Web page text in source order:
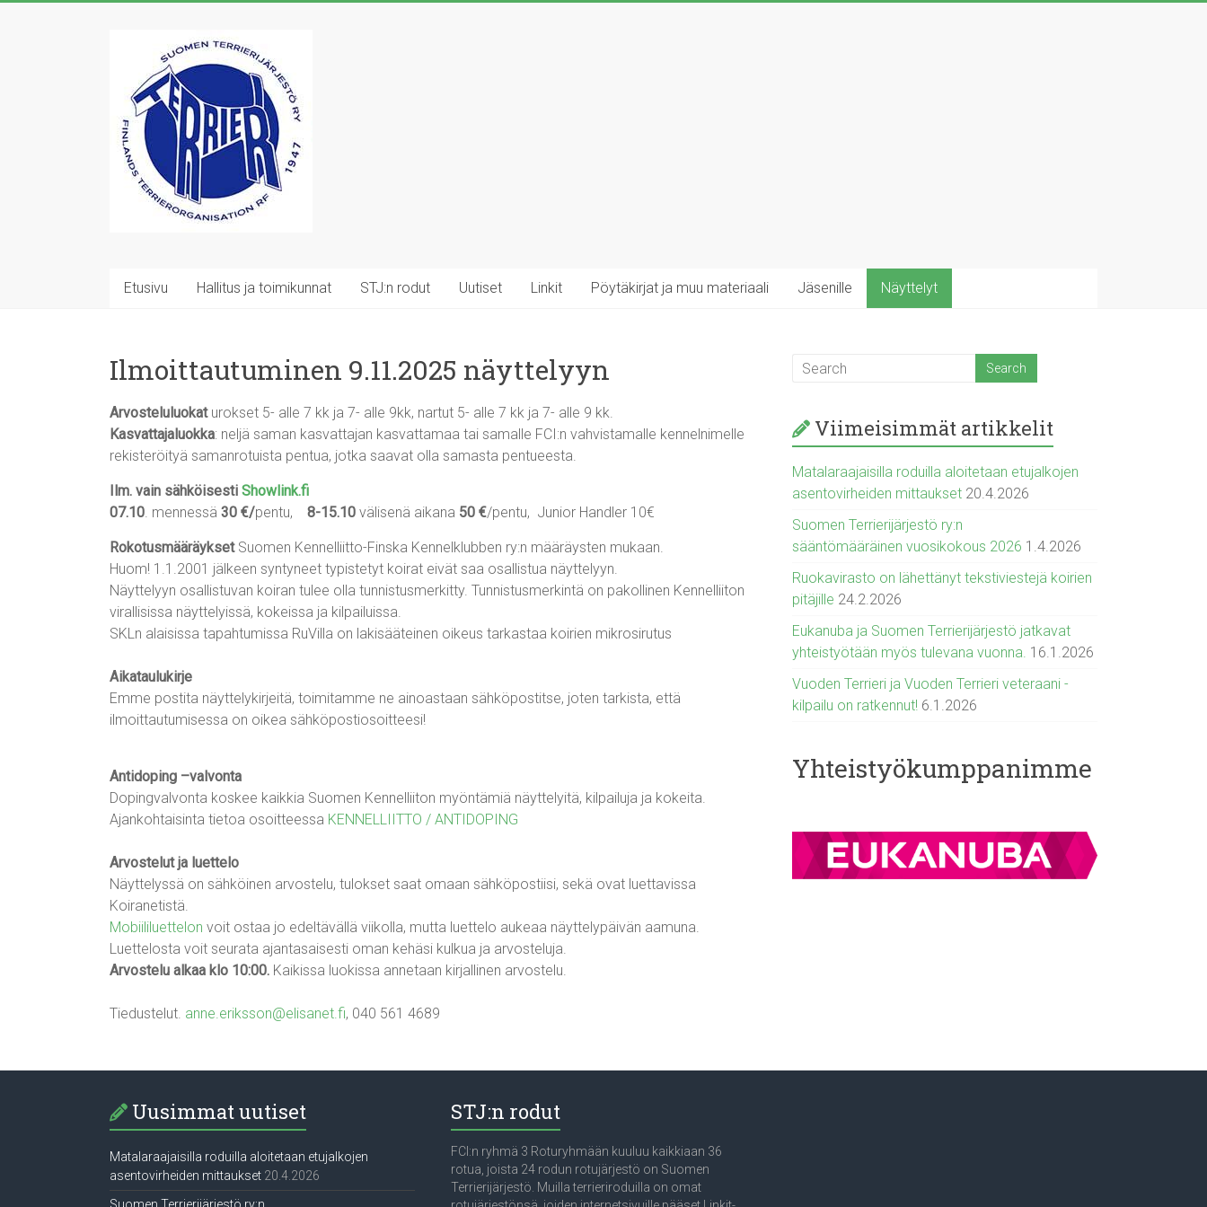
Suomen
Terrierijärjestö
ry
23
terrierirodun
rotujärjestö
Etusivu Hallitus ja toimikunnat STJ:n rodut Uutiset Linkit Pöytäkirjat ja muu materiaali Jäsenille Näyttelyt
Ilmoittautuminen 9.11.2025 näyttelyyn
Arvosteluluokaturokset 5- alle 7 kk ja 7- alle 9kk, nartut 5- alle 7 kk ja 7- alle 9 kk.
Kasvattajaluokka: neljä saman kasvattajan kasvattamaa tai samalle FCI:n vahvistamalle kennelnimelle
rekisteröityä samanrotuista pentua, jotka saavat olla samasta pentueesta.
Ilm. vain sähköisesti Showlink.fi
07.10. mennessä 30 €/pentu, 8-15.10 välisenä aikana 50 €/pentu, Junior Handler 10€
Rokotusmääräykset Suomen Kennelliitto-Finska Kennelklubben ry:n määräysten mukaan.
Huom! 1.1.2001 jälkeen syntyneet typistetyt koirat eivät saa osallistua näyttelyyn.
Näyttelyyn osallistuvan koiran tulee olla tunnistusmerkitty. Tunnistusmerkintä on pakollinen Kennelliiton
virallisissa näyttelyissä, kokeissa ja kilpailuissa.
SKLn alaisissa tapahtumissa RuVilla on lakisääteinen oikeus tarkastaa koirien mikrosirutus
Aikataulukirje
Emme postita näyttelykirjeitä, toimitamme ne ainoastaan sähköpostitse, joten tarkista, että
ilmoittautumisessa on oikea sähköpostiosoitteesi!
Antidoping –valvonta
Dopingvalvonta koskee kaikkia Suomen Kennelliiton myöntämiä näyttelyitä, kilpailuja ja kokeita.
Ajankohtaisinta tietoa osoitteessa KENNELLIITTO / ANTIDOPING
Arvostelut ja luettelo
Näyttelyssä on sähköinen arvostelu, tulokset saat omaan sähköpostiisi, sekä ovat luettavissa
Koiranetistä.
Mobiililuettelon voit ostaa jo edeltävällä viikolla, mutta luettelo aukeaa näyttelypäivän aamuna.
Luettelosta voit seurata ajantasaisesti oman kehäsi kulkua ja arvosteluja.
Arvostelu alkaa klo 10:00. Kaikissa luokissa annetaan kirjallinen arvostelu.
Tiedustelut. anne.eriksson@elisanet.fi, 040 561 4689
Viimeisimmät artikkelit
Matalaraajaisilla roduilla aloitetaan etujalkojen
asentovirheiden mittaukset 20.4.2026
Suomen Terrierijärjestö ry:n
sääntömääräinen vuosikokous 2026 1.4.2026
Ruokavirasto on lähettänyt tekstiviestejä koirien
pitäjille 24.2.2026
Eukanuba ja Suomen Terrierijärjestö jatkavat
yhteistyötään myös tulevana vuonna. 16.1.2026
Vuoden Terrieri ja Vuoden Terrieri veteraani -
kilpailu on ratkennut! 6.1.2026
Yhteistyökumppanimme
Uusimmat uutiset
Matalaraajaisilla roduilla aloitetaan etujalkojen
asentovirheiden mittaukset 20.4.2026
STJ:n rodut
FCI:n ryhmä 3 Roturyhmään kuuluu kaikkiaan 36
rotua, joista 24 rodun rotujärjestö on Suomen
Terrierijärjestö. Muilla terrieriroduilla on omat